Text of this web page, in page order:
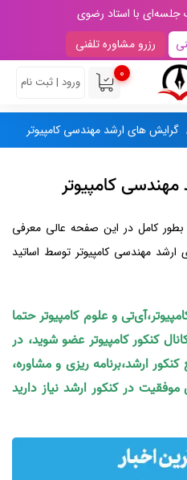
جلسه‌ای با استاد رضوی
رزرو مشاوره تلفنی
0
ورود | ثبت نام
گرایش‌ های ارشد مهندسی کامپیوتر
کامپیوتر
کامل در این صفحه عالی معرفی
مهندسی کامپیوتر توسط اساتید
و علوم کامپیوتر حتما
کنکور کامپیوتر عضو شوید، در
ارشد،برنامه ریزی و مشاوره،
در کنکور ارشد نیاز دارید